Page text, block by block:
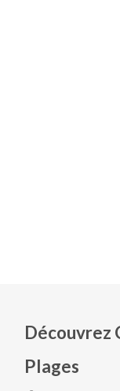
Découvrez
Plages